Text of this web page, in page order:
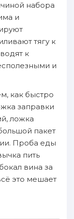
набора
и
тягу к
к
и
как быстро
заправки
ложка
пакет
Проба еды
пить
вина за
это мешает